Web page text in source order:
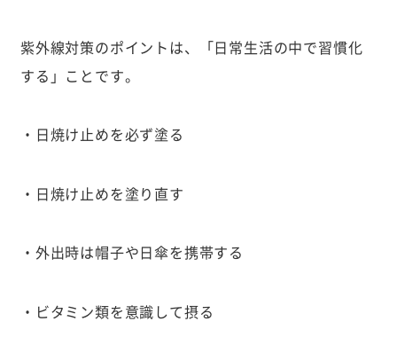
紫外線対策のポイントは、「日常生活の中で習慣化
する」ことです。
・日焼け止めを必ず塗る
・日焼け止めを塗り直す
・外出時は帽子や日傘を携帯する
・ビタミン類を意識して摂る